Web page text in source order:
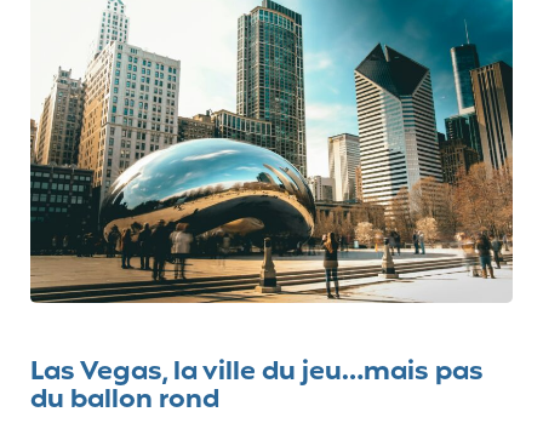
Las Vegas, la ville du jeu…mais pas
du ballon rond